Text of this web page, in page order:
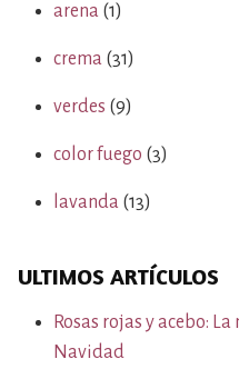
arena (1)
crema (31)
verdes (9)
color fuego (3)
lavanda (13)
ULTIMOS ARTÍCULOS
Rosas rojas y acebo:
Navidad